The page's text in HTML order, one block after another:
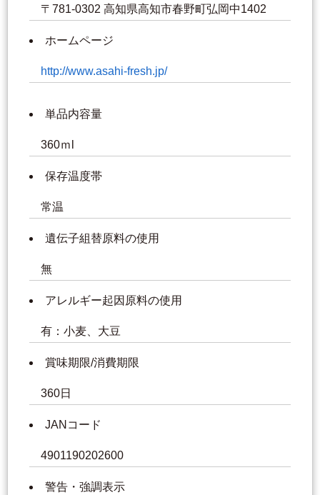
〒781-0302 高知県高知市春野町弘岡中1402
ホームページ
http://www.asahi-fresh.jp/
単品内容量
360ｍl
保存温度帯
常温
遺伝子組替原料の使用
無
アレルギー起因原料の使用
有：小麦、大豆
賞味期限/消費期限
360日
JANコード
4901190202600
警告・強調表示